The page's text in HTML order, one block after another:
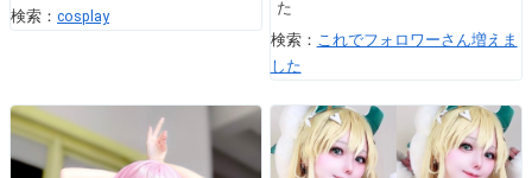
検索： cosplay
た
検索： これでフォロワーさん増えま
した